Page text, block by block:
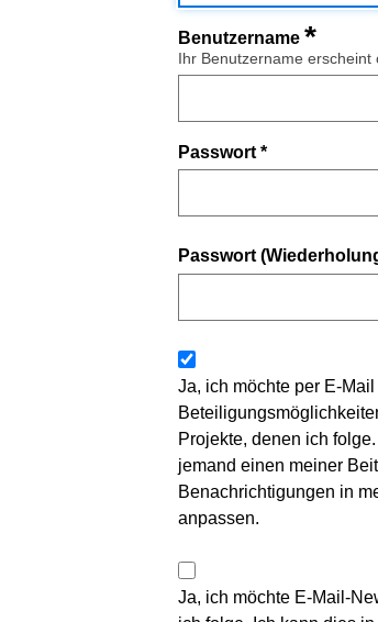
Benutzername *
Ihr Benutzername
Passwort *
Passwort
Ja, ich möchte per E-
Projekte, denen ich
jemand einen meiner
Benachrichtigungen in
anpassen.
Ja, ich möchte E-Mail-